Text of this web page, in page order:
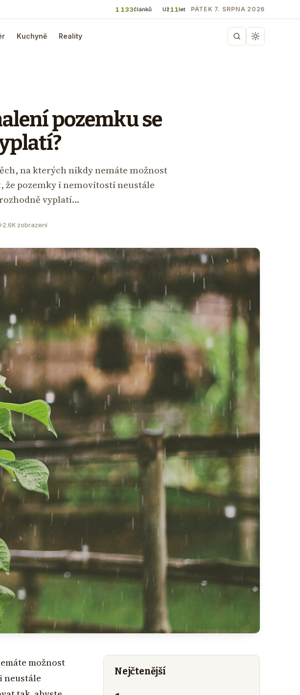
1 133článků Už11let PÁTEK 7. SRPNA 2026
Kuchyně Reality
pozemku se
na kterých nikdy nemáte možnost
že pozemky i nemovitosti neustále
vyplatí…
2.6K zobrazení
možnost
neustále
Nejčtenější